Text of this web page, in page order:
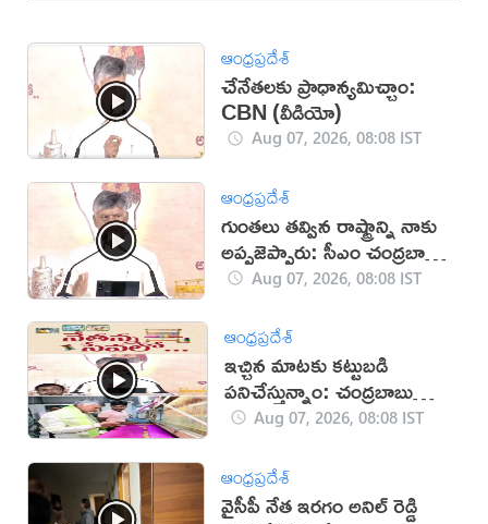
ఆంధ్రప్రదేశ్
చేనేతలకు ప్రాధాన్యమిచ్చాం:
CBN (వీడియో)
Aug 07, 2026, 08:08 IST
ఆంధ్రప్రదేశ్
గుంతలు తవ్విన రాష్ట్రాన్ని నాకు
అప్పజెప్పారు: సీఎం చంద్రబాబు
(వీడియో)
Aug 07, 2026, 08:08 IST
ఆంధ్రప్రదేశ్
ఇచ్చిన మాటకు కట్టుబడి
పనిచేస్తున్నాం: చంద్రబాబు
(వీడియో)
Aug 07, 2026, 08:08 IST
ఆంధ్రప్రదేశ్
వైసీపీ నేత ఇరగం అనిల్ రెడ్డి